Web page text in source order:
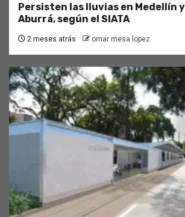
Persisten las lluvias en Medellín
Aburrá, según el SIATA
2 meses atrás omar mesa lopez